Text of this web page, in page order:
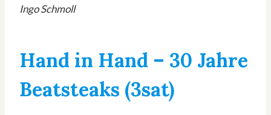
Ingo Schmoll
Hand in Hand – 30 Jahre
Beatsteaks (3sat)